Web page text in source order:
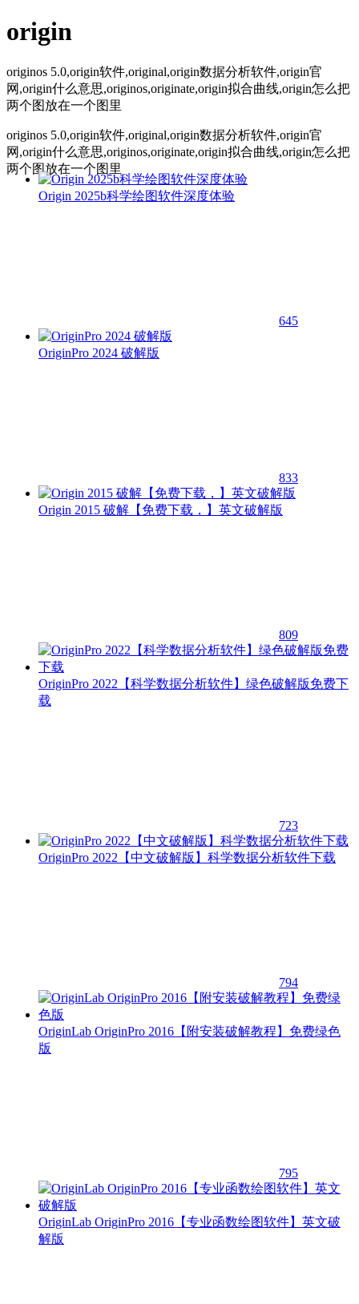
origin
originos 5.0,origin软件,original,origin数据分析软件,origin官
网,origin什么意思,originos,originate,origin拟合曲线,origin怎么把
两个图放在一个图里
originos 5.0,origin软件,original,origin数据分析软件,origin官
网,origin什么意思,originos,originate,origin拟合曲线,origin怎么把
两个图放在一个图里
Origin 2025b科学绘图软件深度体验
645
OriginPro 2024 破解版
833
Origin 2015 破解【免费下载，】英文破解版
809
OriginPro 2022【科学数据分析软件】绿色破解版免费下
载
723
OriginPro 2022【中文破解版】科学数据分析软件下载
794
OriginLab OriginPro 2016【附安装破解教程】免费绿色
版
795
OriginLab OriginPro 2016【专业函数绘图软件】英文破
解版